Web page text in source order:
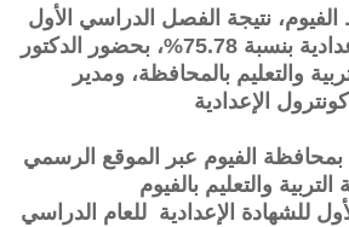
الفيوم، نتيجة الفصل الدراسي الأول
لامتحان الشهادة الإعدادية بنسبة 75.78%، بحضور الدكتور
والتعليم بالمحافظة، ومدير
كونترول الإعدادية
3 إعدادي بمحافظة الفيوم عبر الموقع الرسمي
التربية والتعليم بالفيوم
للشهادة الإعدادية للعام الدراسي